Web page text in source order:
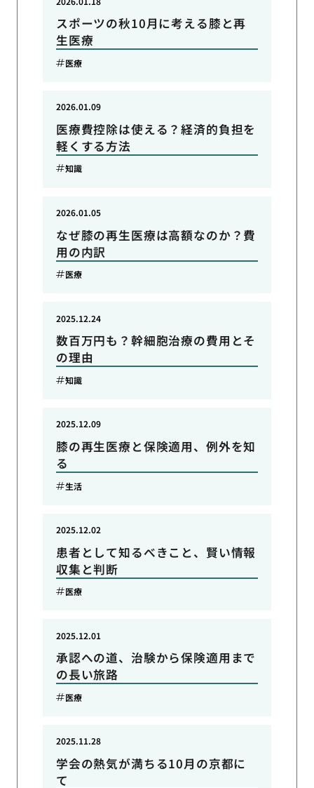
スポーツの秋10月に考える膝と再
生医療
医療
医療費控除は使える？経済的負担を
軽くする方法
2026.01.09
知識
なぜ膝の再生医療は高額なのか？費
用の内訳
2026.01.05
医療
数百万円も？幹細胞治療の費用とそ
の理由
2025.12.24
知識
膝の再生医療と保険適用、例外を知
る
2025.12.09
生活
患者として知るべきこと、賢い情報
収集と判断
2025.12.02
医療
承認への道、治験から保険適用まで
の長い旅路
2025.12.01
医療
学会の熱気が満ちる10月の京都に
て
2025.11.28